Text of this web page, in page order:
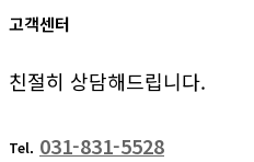
고객센터
친절히 상담해드립니다.
Tel. 031-831-5528